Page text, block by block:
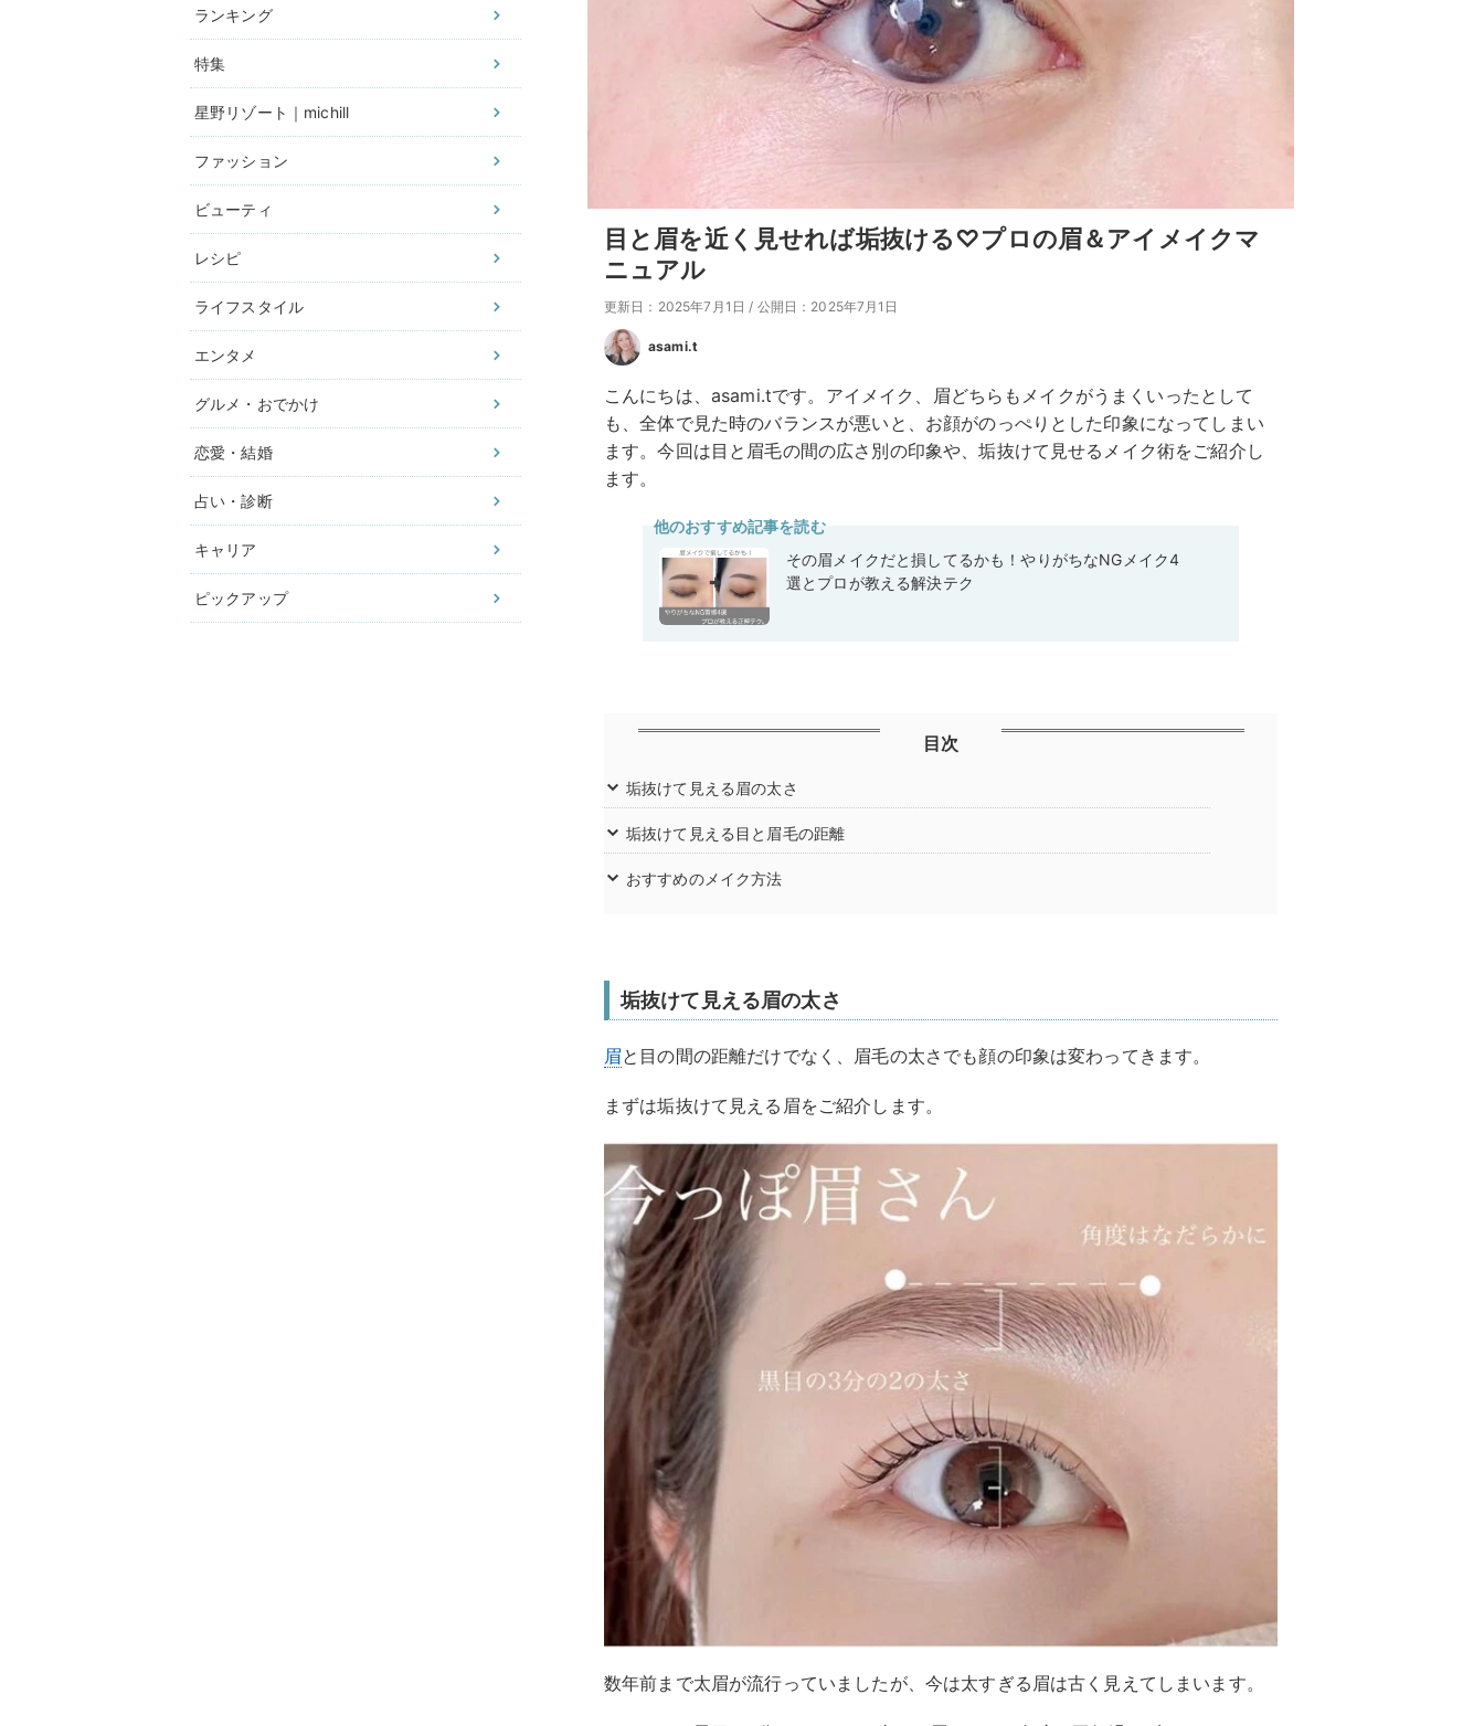
ランキング
特集
星野リゾート｜michill
ファッション
ビューティ
レシピ
ライフスタイル
エンタメ
グルメ・おでかけ
恋愛・結婚
占い・診断
キャリア
ピックアップ
目と眉を近く見せれば垢抜ける♡プロの眉＆アイメイクマ
ニュアル
更新日：2025年7月1日 / 公開日：2025年7月1日
asami.t
こんにちは、asami.tです。アイメイク、眉どちらもメイクがうまくいったとして
も、全体で見た時のバランスが悪いと、お顔がのっぺりとした印象になってしまい
ます。今回は目と眉毛の間の広さ別の印象や、垢抜けて見せるメイク術をご紹介し
ます。
他のおすすめ記事を読む
その眉メイクだと損してるかも！やりがちなNGメイク4
選とプロが教える解決テク
目次
垢抜けて見える眉の太さ
垢抜けて見える目と眉毛の距離
おすすめのメイク方法
垢抜けて見える眉の太さ
眉と目の間の距離だけでなく、眉毛の太さでも顔の印象は変わってきます。
まずは垢抜けて見える眉をご紹介します。
数年前まで太眉が流行っていましたが、今は太すぎる眉は古く見えてしまいます。